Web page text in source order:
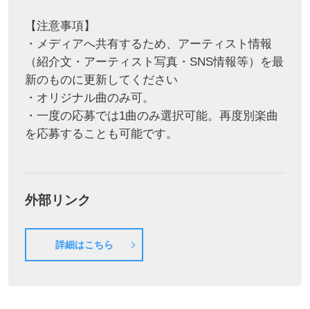
【注意事項】
・メディアへ共有するため、アーティスト情報
（紹介文・アーティスト写真・SNS情報等）を最
新のものに更新してください
・オリジナル曲のみ可。
・一度の応募では1曲のみ選択可能。再度別楽曲
を応募することも可能です。
外部リンク
詳細はこちら